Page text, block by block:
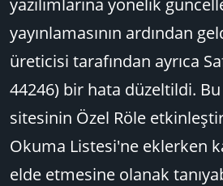
yazılımlarına yönelik
yayınlamasının ardından
üreticisi tarafından ayrıca
44246) bir hata düzeltildi.
sitesinin Özel Röle
Okuma Listesi'ne eklerken
elde etmesine olanak